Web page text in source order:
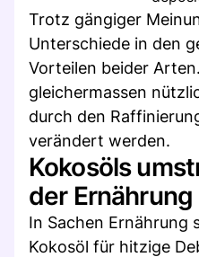
Trotz gängiger
Unterschiede in den
Vorteilen beider
gleichermassen
durch den
verändert werden.
Kokosöls
der Ernährung
In Sachen Ernährung
Kokosöl für hitzige